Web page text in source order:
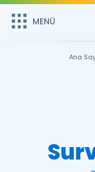
MENÜ
Remzi Hoca ile
MENÜ
Katılımcı
Ana